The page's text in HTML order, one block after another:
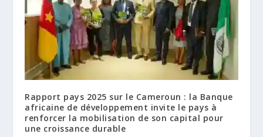
Rapport pays 2025 sur le Cameroun : la Banque
africaine de développement invite le pays à
renforcer la mobilisation de son capital pour
une croissance durable